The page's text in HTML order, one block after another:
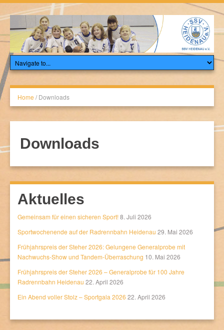
Home / Downloads
Downloads
Aktuelles
Gemeinsam für einen sicheren Sport!8. Juli 2026
Sportwochenende auf der Radrennbahn Heidenau 29. Mai 2026
Frühjahrspreis der Steher 2026: Gelungene Generalprobe mit
Nachwuchs-Show und Tandem-Überraschung 10. Mai 2026
Frühjahrspreis der Steher 2026 – Generalprobe für 100 Jahre
Radrennbahn Heidenau 22. April 2026
Ein Abend voller Stolz – Sportgala 2026 22. April 2026